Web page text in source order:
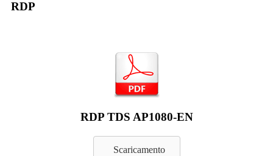
RDP
RDP TDS AP1080-EN
Scaricamento